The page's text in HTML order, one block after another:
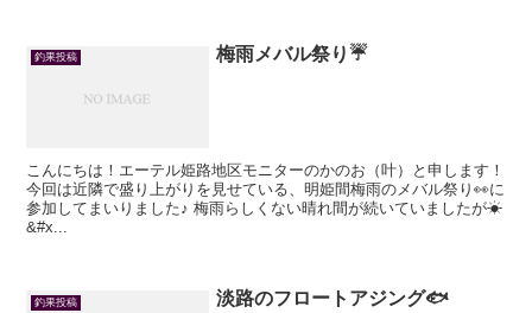
釣果投稿 梅雨メバル祭り☔️
こんにちは！エーテル姫路地区モニターのかのお（叶）と申します！
今回は近隣で盛り上がりを見せている、明姫間梅雨のメバル祭り👀に
参加してまいりました♪ 梅雨らしくない晴れ間が続いていましたが☀
&#x...
釣果投稿 淡路のフロートアジング🐟